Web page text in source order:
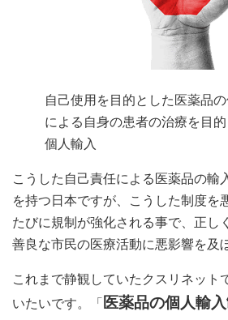
自己使用を目的とした医薬品
による自身の患者の治療を目
個人輸入
こうした自己責任による医薬品の輸
を持つ日本ですが、こうした制度を
たびに規制が強化される事で、正し
善良な市民の医療活動に悪影響を及
これまで静観していたクスリネット
いたいです。「 医薬品の個人輸